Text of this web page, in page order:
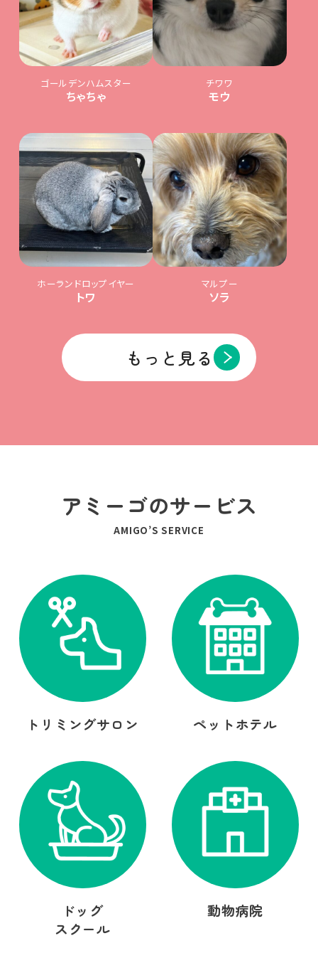
ゴールデンハムスター
ちゃちゃ
チワワ
モウ
ホーランドロップイヤー
トワ
マルプー
ソラ
もっと見る
アミーゴのサービス
AMIGO’S SERVICE
トリミングサロン ペットホテル
ドッグ
スクール
動物病院